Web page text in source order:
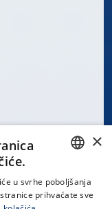
CROATIAN
×
u svrhe poboljšanja
prihvaćate sve